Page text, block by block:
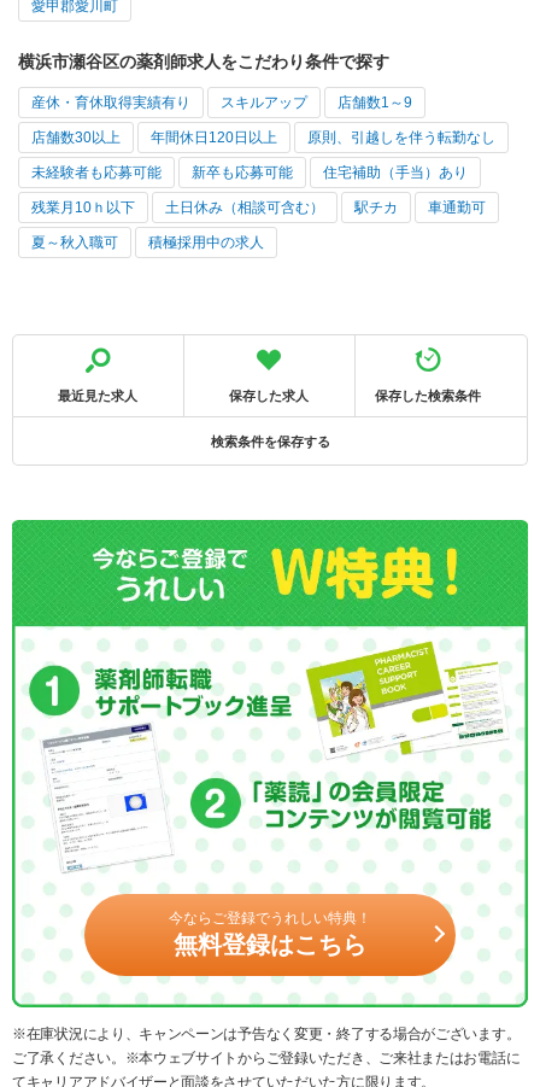
愛甲郡愛川町
横浜市瀬谷区の薬剤師求人をこだわり条件で探す
産休・育休取得実績有り スキルアップ 店舗数1～9
店舗数30以上 年間休日120日以上 原則、引越しを伴う転勤なし
未経験者も応募可能 新卒も応募可能 住宅補助（手当）あり
残業月10ｈ以下 土日休み（相談可含む） 駅チカ 車通勤可
夏～秋入職可 積極採用中の求人
最近見た求人 保存した求人 保存した検索条件
検索条件を保存する
今ならご登録でうれしい特典！
無料登録はこちら
※在庫状況により、キャンペーンは予告なく変更・終了する場合がございます。
ご了承ください。※本ウェブサイトからご登録いただき、ご来社またはお電話に
てキャリアアドバイザーと面談をさせていただいた方に限ります。